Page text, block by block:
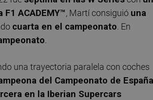
F1 ACADEMY™️, Martí consiguió una
cuarta en el campeonato. En
.
una trayectoria paralela con coches
del Campeonato de España
en la Iberian Supercars